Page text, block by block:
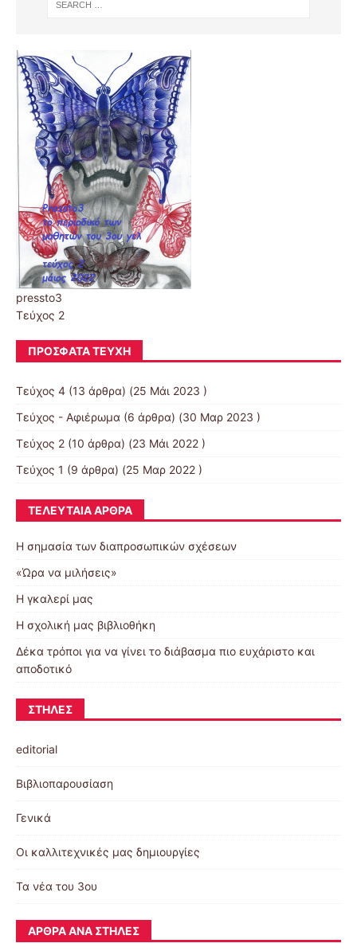
pressto3
Τεύχος 2
ΠΡΌΣΦΑΤΑ ΤΕΎΧΗ
Τεύχος 4 (13 άρθρα) (25 Μάι 2023 )
Τεύχος - Αφιέρωμα (6 άρθρα) (30 Μαρ 2023 )
Τεύχος 2 (10 άρθρα) (23 Μάι 2022 )
Τεύχος 1 (9 άρθρα) (25 Μαρ 2022 )
ΤΕΛΕΥΤΑΊΑ ΆΡΘΡΑ
Η σημασία των διαπροσωπικών σχέσεων
«Ώρα να μιλήσεις»
Η γκαλερί μας
Η σχολική μας βιβλιοθήκη
Δέκα τρόποι για να γίνει το διάβασμα πιο ευχάριστο και
αποδοτικό
ΣΤΉΛΕΣ
editorial
Βιβλιοπαρουσίαση
Γενικά
Οι καλλιτεχνικές μας δημιουργίες
Τα νέα του 3ου
ΆΡΘΡΑ ΑΝΆ ΣΤΉΛΕΣ